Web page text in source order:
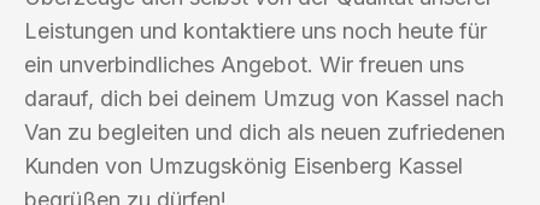
Leistungen und kontaktiere uns noch heute für
ein unverbindliches Angebot. Wir freuen uns
darauf, dich bei deinem Umzug von Kassel nach
Van zu begleiten und dich als neuen zufriedenen
Kunden von Umzugskönig Eisenberg Kassel
begrüßen zu dürfen!